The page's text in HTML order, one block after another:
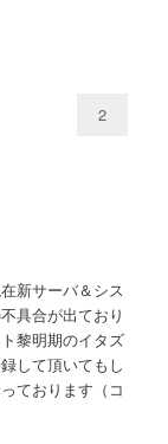
2
新サーバ＆シス
具合が出ており
黎明期のイタズ
して頂いてもし
ております（コ